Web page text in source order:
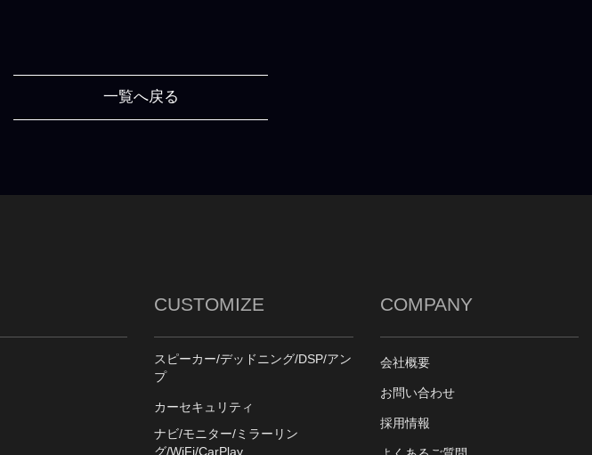
一覧へ戻る
CUSTOMIZE
スピーカー/デッドニング/DSP/アン
プ
カーセキュリティ
ナビ/モニター/ミラーリン
グ/WiFi/CarPlay
COMPANY
会社概要
お問い合わせ
採用情報